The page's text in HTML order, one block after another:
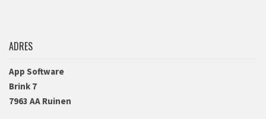
ADRES
App Software
Brink 7
7963 AA Ruinen